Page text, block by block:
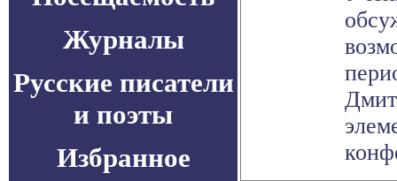
Журналы
Русские писатели
и поэты
Избранное